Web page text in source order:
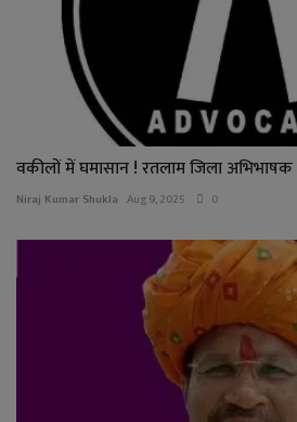
वकीलों में घमासान ! रतलाम जिला
Niraj Kumar Shukla Aug 9, 2025 0